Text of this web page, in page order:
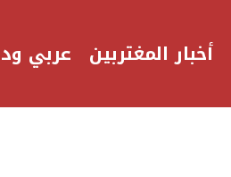
أخبار المغتربين عربي